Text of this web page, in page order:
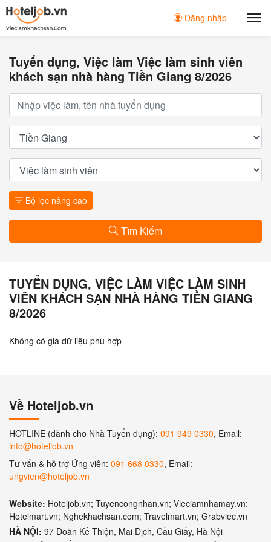
Đăng nhập
Tuyển dụng, Việc làm Việc làm sinh viên
khách sạn nhà hàng Tiền Giang 8/2026
Bộ lọc nâng cao
Tìm Kiếm
TUYỂN DỤNG, VIỆC LÀM VIỆC LÀM SINH
VIÊN KHÁCH SẠN NHÀ HÀNG TIỀN GIANG
8/2026
Không có giá dữ liệu phù hợp
Về Hoteljob.vn
HOTLINE (dành cho Nhà Tuyển dụng): 091 949 0330, Email:
info@hoteljob.vn
Tư vấn & hỗ trợ Ứng viên: 091 668 0330, Email:
ungvien@hoteljob.vn
Website: Hoteljob.vn; Tuyencongnhan.vn; Vieclamnhamay.vn;
Hotelmart.vn; Nghekhachsan.com; Travelmart.vn; Grabviec.vn
HÀ NỘI: 97 Doãn Kế Thiện, Mai Dịch, Cầu Giấy, Hà Nội